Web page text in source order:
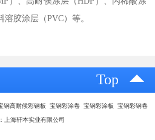
胶涂层（PVC）等。
Top
钢高耐候彩钢板 宝钢彩涂卷 宝钢彩涂板 宝钢彩钢卷
上海轩本实业有限公司